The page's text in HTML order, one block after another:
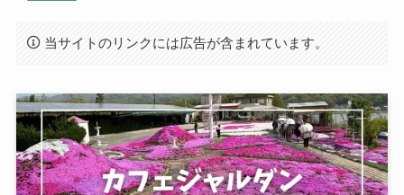
当サイトのリンクには広告が含まれています。